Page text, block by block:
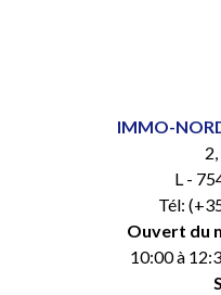
IMMO-
L -
Tél:
Ouvert du
10:00 à